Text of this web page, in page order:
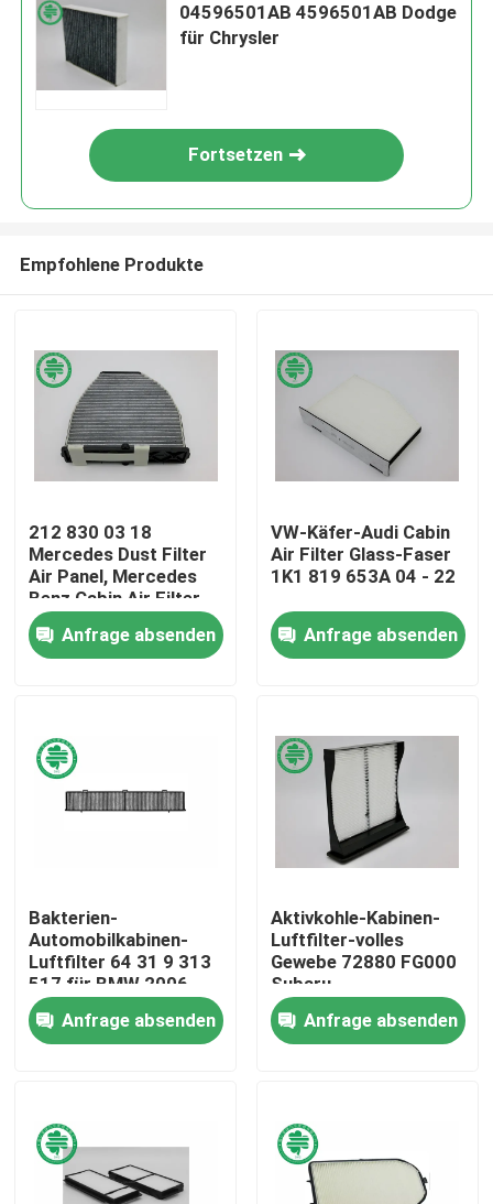
Haus
Produkte
Über uns
Qualitätskontrolle
Treten Sie mit uns in Verbindung
Automobilmaschinen-Luftfilter
Automobilkabinen-Luftfilter
04596501AB 4596501AB Dodge
für Chrysler
Fortsetzen
Empfohlene Produkte
212 830 03 18
Mercedes Dust Filter
Air Panel, Mercedes
Benz Cabin Air Filter
Anfrage absenden
VW-Käfer-Audi Cabin
Air Filter Glass-Faser
1K1 819 653A 04 - 22
Anfrage absenden
Bakterien-
Automobilkabinen-
Luftfilter 64 31 9 313
517 für BMW 2006 -
2016
Anfrage absenden
Aktivkohle-Kabinen-
Luftfilter-volles
Gewebe 72880 FG000
Subaru
Anfrage absenden